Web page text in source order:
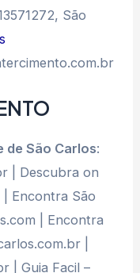
São
de São Carlos:
| Descubra on
| Encontra São
| Encontra
|
| Guia Facil –